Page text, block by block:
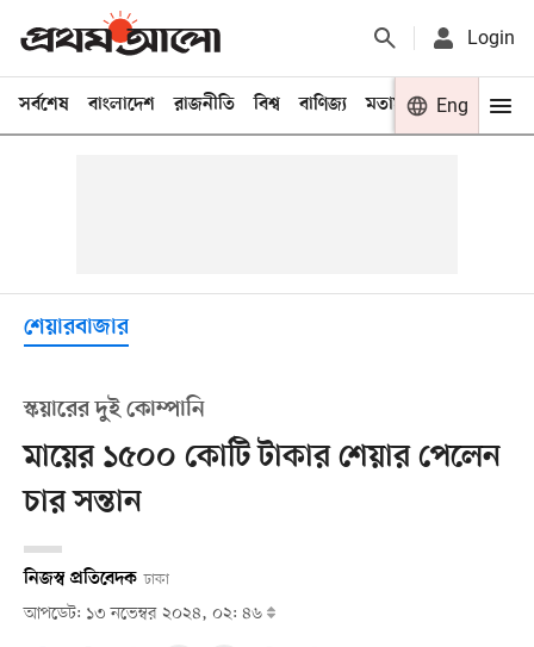
Login
সর্বশেষ বাংলাদেশ রাজনীতি বিশ্ব বাণিজ্য মতামত খেলা
Eng
শেয়ারবাজার
স্কয়ারের দুই কোম্পানি
মায়ের ১৫০০ কোটি টাকার শেয়ার পেলেন
চার সন্তান
নিজস্ব প্রতিবেদক ঢাকা
আপডেট: ১৩ নভেম্বর ২০২৪, ০২: ৪৬